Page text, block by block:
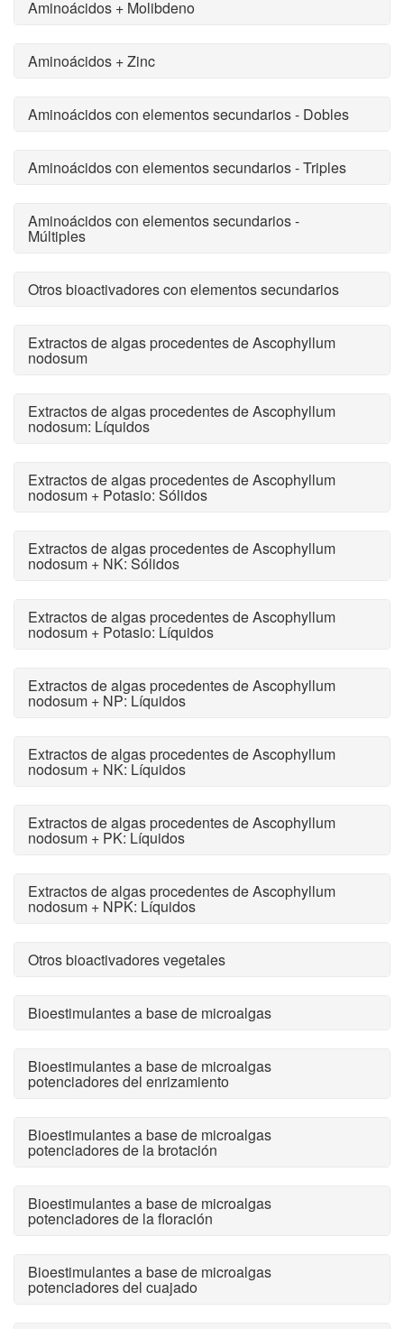
Aminoácidos + Molibdeno
Aminoácidos + Zinc
Aminoácidos con elementos secundarios - Dobles
Aminoácidos con elementos secundarios - Triples
Aminoácidos con elementos secundarios -
Múltiples
Otros bioactivadores con elementos secundarios
Extractos de algas procedentes de Ascophyllum
nodosum
Extractos de algas procedentes de Ascophyllum
nodosum: Líquidos
Extractos de algas procedentes de Ascophyllum
nodosum + Potasio: Sólidos
Extractos de algas procedentes de Ascophyllum
nodosum + NK: Sólidos
Extractos de algas procedentes de Ascophyllum
nodosum + Potasio: Líquidos
Extractos de algas procedentes de Ascophyllum
nodosum + NP: Líquidos
Extractos de algas procedentes de Ascophyllum
nodosum + NK: Líquidos
Extractos de algas procedentes de Ascophyllum
nodosum + PK: Líquidos
Extractos de algas procedentes de Ascophyllum
nodosum + NPK: Líquidos
Otros bioactivadores vegetales
Bioestimulantes a base de microalgas
Bioestimulantes a base de microalgas
potenciadores del enrizamiento
Bioestimulantes a base de microalgas
potenciadores de la brotación
Bioestimulantes a base de microalgas
potenciadores de la floración
Bioestimulantes a base de microalgas
potenciadores del cuajado